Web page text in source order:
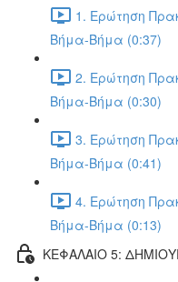
1. Ερώτηση
Βήμα-Βήμα (0:37)
2. Ερώτηση
Βήμα-Βήμα (0:30)
3. Ερώτηση
Βήμα-Βήμα (0:41)
4. Ερώτηση
Βήμα-Βήμα (0:13)
ΚΕΦΑΛΑΙΟ 5: